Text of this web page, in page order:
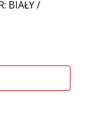
BIAŁY /